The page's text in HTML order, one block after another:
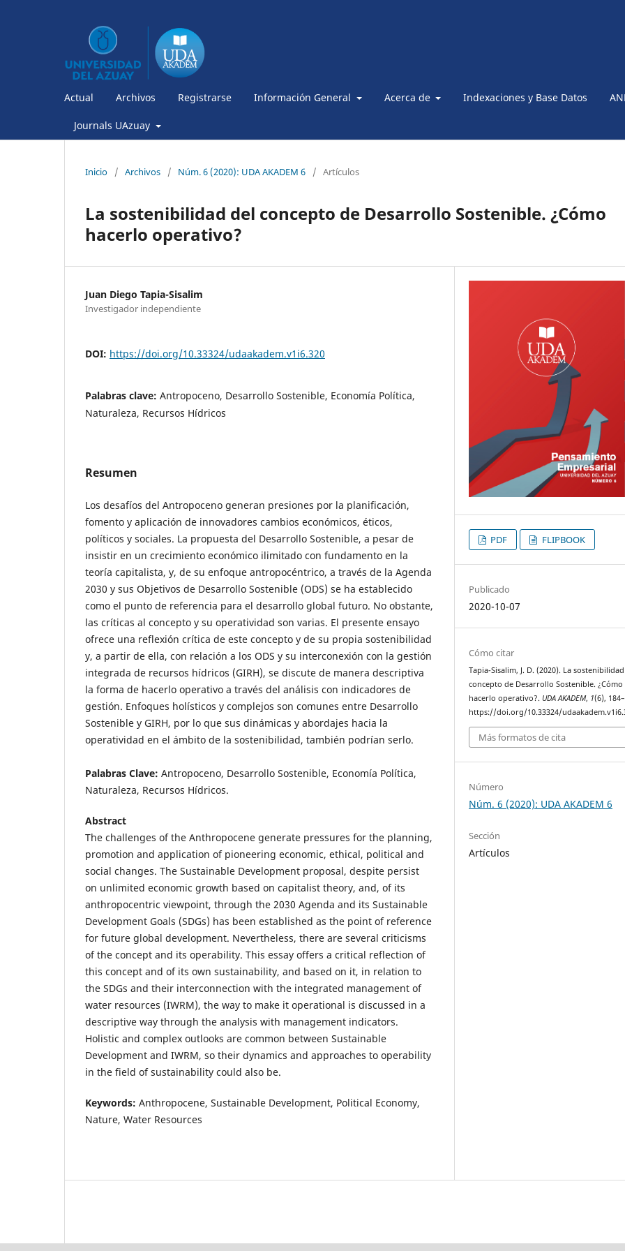
Actual Archivos Registrarse Información General Acerca de Indexaciones y Base Datos
Journals UAzuay
Inicio / Archivos / Núm. 6 (2020): UDA AKADEM 6 / Artículos
La sostenibilidad del concepto de Desarrollo Sostenible. ¿Cómo
hacerlo operativo?
Juan Diego Tapia-Sisalim
Investigador independiente
DOI: https://doi.org/10.33324/udaakadem.v1i6.320
Palabras clave: Antropoceno, Desarrollo Sostenible, Economía Política,
Naturaleza, Recursos Hídricos
Resumen
Los desafíos del Antropoceno generan presiones por la planificación,
fomento y aplicación de innovadores cambios económicos, éticos,
políticos y sociales. La propuesta del Desarrollo Sostenible, a pesar de
insistir en un crecimiento económico ilimitado con fundamento en la
teoría capitalista, y, de su enfoque antropocéntrico, a través de la Agenda
2030 y sus Objetivos de Desarrollo Sostenible (ODS) se ha establecido
como el punto de referencia para el desarrollo global futuro. No obstante,
las críticas al concepto y su operatividad son varias. El presente ensayo
ofrece una reflexión crítica de este concepto y de su propia sostenibilidad
y, a partir de ella, con relación a los ODS y su interconexión con la gestión
integrada de recursos hídricos (GIRH), se discute de manera descriptiva
la forma de hacerlo operativo a través del análisis con indicadores de
gestión. Enfoques holísticos y complejos son comunes entre Desarrollo
Sostenible y GIRH, por lo que sus dinámicas y abordajes hacia la
operatividad en el ámbito de la sostenibilidad, también podrían serlo.
Palabras Clave: Antropoceno, Desarrollo Sostenible, Economía Política,
Naturaleza, Recursos Hídricos.
Abstract
The challenges of the Anthropocene generate pressures for the planning,
promotion and application of pioneering economic, ethical, political and
social changes. The Sustainable Development proposal, despite persist
on unlimited economic growth based on capitalist theory, and, of its
anthropocentric viewpoint, through the 2030 Agenda and its Sustainable
Development Goals (SDGs) has been established as the point of reference
for future global development. Nevertheless, there are several criticisms
of the concept and its operability. This essay offers a critical reflection of
this concept and of its own sustainability, and based on it, in relation to
the SDGs and their interconnection with the integrated management of
water resources (IWRM), the way to make it operational is discussed in a
descriptive way through the analysis with management indicators.
Holistic and complex outlooks are common between Sustainable
Development and IWRM, so their dynamics and approaches to operability
in the field of sustainability could also be.
Keywords: Anthropocene, Sustainable Development, Political Economy,
Nature, Water Resources
PDF FLIPBOOK
Publicado
2020-10-07
Cómo citar
Tapia-Sisalim, J. D. (2020). La
concepto de Desarrollo Sostenible. ¿Cómo
hacerlo operativo?. UDA AKADEM, 1(6),
https://doi.org/10.33324/
Más formatos de cita
Número
Núm. 6 (2020): UDA AKADEM 6
Sección
Artículos